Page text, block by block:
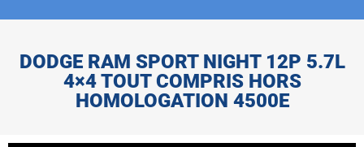
DODGE RAM SPORT NIGHT 12P 5.7L
4×4 TOUT COMPRIS HORS
HOMOLOGATION 4500E